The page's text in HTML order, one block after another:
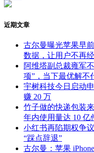
近期文章
古尔曼曝光苹果早
数据，让用户不再
阿维塔副总裁雍军
项”，当下最优解不
宇树科技今日启动
赚 20 万
竹子做的快递包装
年内使用量达 10 亿
小红书再陷期权争
“踩点辞退”
古尔曼：苹果